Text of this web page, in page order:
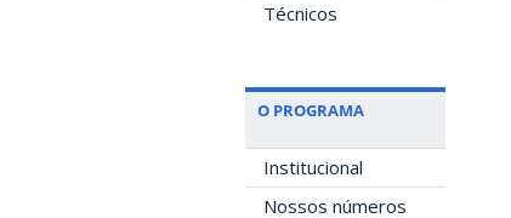
Técnicos
O PROGRAMA
Institucional
Nossos números